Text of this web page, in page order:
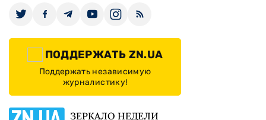
ПОДДЕРЖАТЬ ZN.UA
Поддержать независимую
журналистику!
ЗЕРКАЛО НЕДЕЛИ